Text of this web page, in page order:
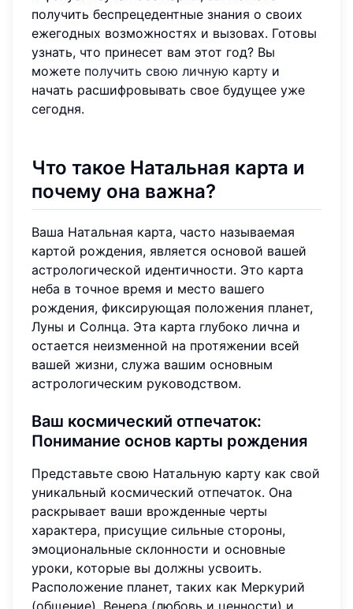
получить беспрецедентные знания о своих
ежегодных возможностях и вызовах. Готовы
узнать, что принесет вам этот год? Вы
можете получить свою личную карту и
начать расшифровывать свое будущее уже
сегодня.
Что такое Натальная карта и
почему она важна?
Ваша Натальная карта, часто называемая
картой рождения, является основой вашей
астрологической идентичности. Это карта
неба в точное время и место вашего
рождения, фиксирующая положения планет,
Луны и Солнца. Эта карта глубоко лична и
остается неизменной на протяжении всей
вашей жизни, служа вашим основным
астрологическим руководством.
Ваш космический отпечаток:
Понимание основ карты рождения
Представьте свою Натальную карту как свой
уникальный космический отпечаток. Она
раскрывает ваши врожденные черты
характера, присущие сильные стороны,
эмоциональные склонности и основные
уроки, которые вы должны усвоить.
Расположение планет, таких как Меркурий
(общение), Венера (любовь и ценности) и